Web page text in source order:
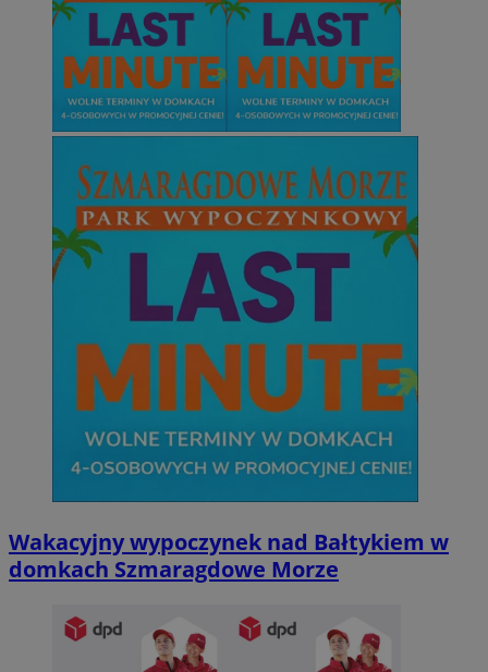
Wakacyjny wypoczynek nad Bałtykiem w
domkach Szmaragdowe Morze